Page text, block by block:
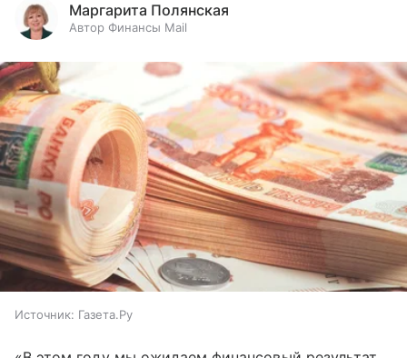
Маргарита Полянская
Автор Финансы Mail
Источник: Газета.Ру